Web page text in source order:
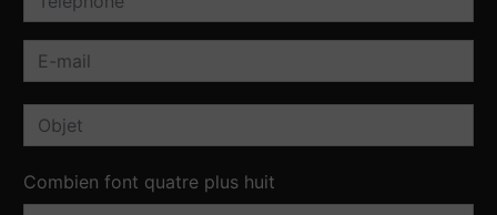
Combien font quatre plus huit